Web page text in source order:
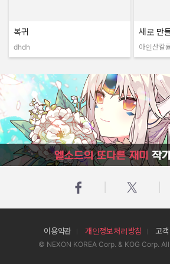
복귀
dhdh
새로 만
작성자:
아인산칼
엘소드의 또다른 재미 작가연재만화
이용약관 개인정보처리방침 고
© NEXON KOREA Corp. & KOG Corp.